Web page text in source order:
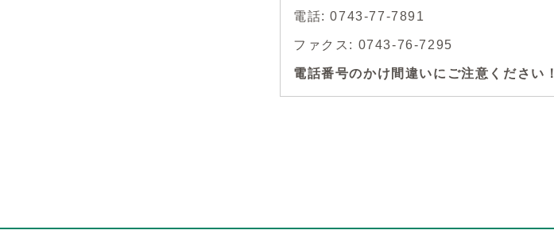
電話: 0743-77-7891
ファクス: 0743-76-7295
電話番号のかけ間違いにご注意ください！